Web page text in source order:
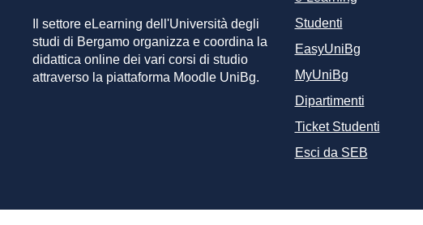
Il settore eLearning dell'Università degli
studi di Bergamo organizza e coordina la
didattica online dei vari corsi di studio
attraverso la piattaforma Moodle UniBg.
Studenti
EasyUniBg
MyUniBg
Dipartimenti
Ticket Studenti
Esci da SEB